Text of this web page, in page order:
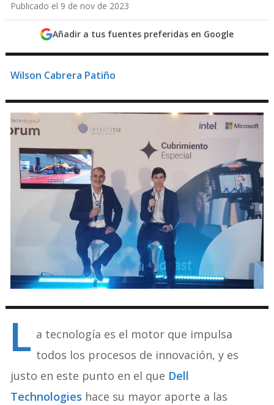
Publicado el 9 de nov de 2023
Añadir a tus fuentes preferidas en Google
Wilson Cabrera Patiño
L a tecnología es el motor que impulsa
todos los procesos de innovación, y es
justo en este punto en el que Dell
Technologies hace su mayor aporte a las